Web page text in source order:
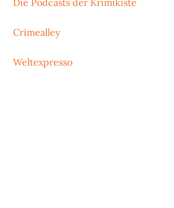
Crimealley
Weltexpresso